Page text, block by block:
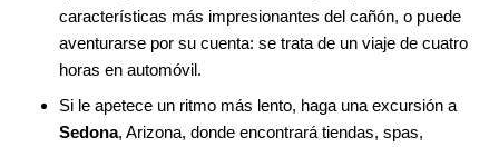
características más impresionantes del cañón, o puede
aventurarse por su cuenta: se trata de un viaje de cuatro
horas en automóvil.
Si le apetece un ritmo más lento, haga una excursión a
Sedona, Arizona, donde encontrará tiendas, spas,